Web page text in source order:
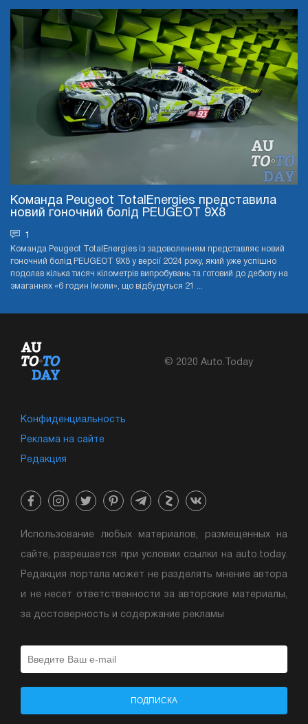
Команда Peugeot TotalEnergies представила
новий гоночний болід PEUGEOT 9X8
1
Команда Peugeot TotalEnergies із задоволенням представляє новий
гоночний болід PEUGEOT 9X8 у версії 2024 року, який уже успішно
подолав кілька тисяч кілометрів випробувань та готовий до дебюту на
змаганнях «6 годин Імоли», що відбудуться 21 ...
© 2020 Auto.Today
Конфиденциальность
Реклама на сайте
Редакция
Использование любых материалов, размещенных на
сайте, разрешается при условии ссылки на auto.today.
Редакция портала может не разделять мнение автора
и не несет ответственности за авторские материалы,
за достоверность и содержание рекламы
ПОДПИСКА